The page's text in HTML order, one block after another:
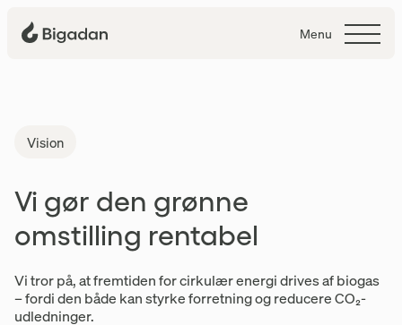
Menu
VisionVision
Vi gør den grønne
omstilling rentabel
Vi tror på, at fremtiden for cirkulær energi drives af biogas
– fordi den både kan styrke forretning og reducere CO₂-
udledninger.